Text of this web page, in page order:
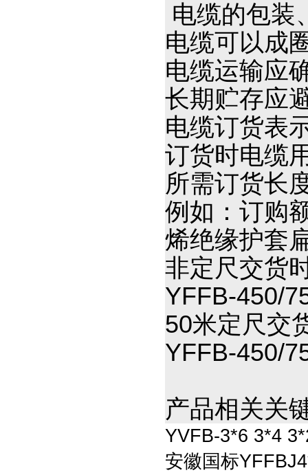
电缆的包装
电缆可以成
电缆运输应
长期贮存应
电缆订货表
订货时电缆
所需订货长
例如：订购
烯绝缘护套
非定尺交货
YFFB-450/
50米定尺交
YFFB-450/
产品相关关
YVFB-3*6 3*4
安徽国标